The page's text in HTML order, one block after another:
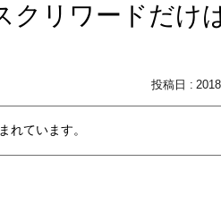
クリワードだけ
れています。